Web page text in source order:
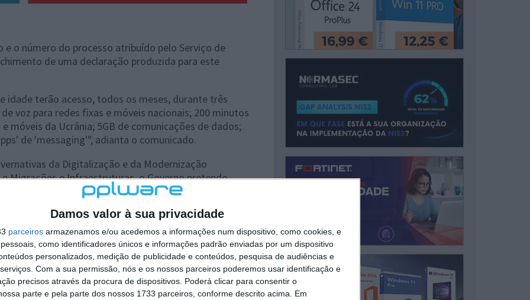
Damos valor à sua privacidade
parceiros armazenamos e/ou acedemos a informações num dispositivo, como cookies, e
como identificadores únicos e informações padrão enviadas por um dispositivo
personalizados, medição de publicidade e conteúdos, pesquisa de audiências e
Com a sua permissão, nós e os nossos parceiros poderemos usar identificação e
precisos através da procura de dispositivos. Poderá clicar para consentir o
parte e pela parte dos nossos 1733 parceiros, conforme descrito acima. Em
o número do processo atribuído pelo Serviço de
de uma declaração produzida para este
idade terão acesso, todos os meses, durante três
voz para redes fixas e móveis nacionais; 200 minutos
móveis da Ucrânia; 5GB de comunicações de dados;
de 'messaging'", adianta o comunicado.
da Digitalização e da Modernização
Migrações e Infraestruturas, o Governo pretende
ucranianos com o seu país de origem e o seu
o Governo.
tem mais de um ano